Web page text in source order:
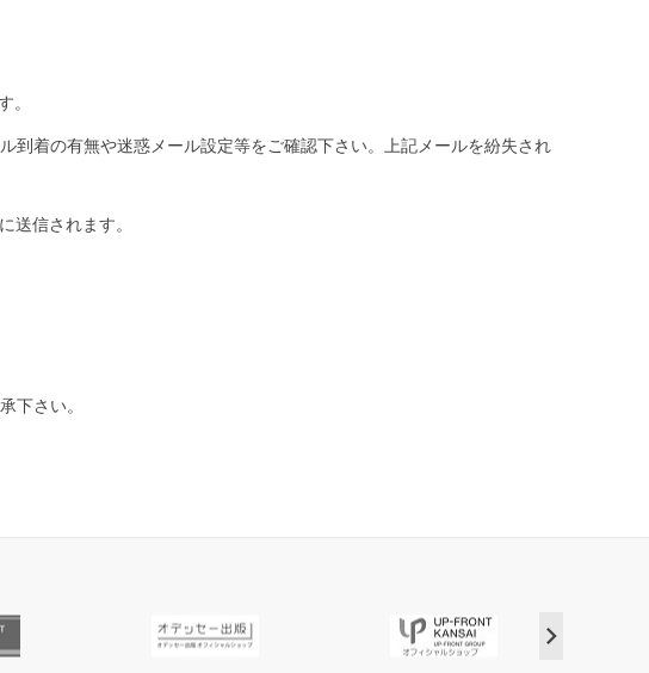
。
着の有無や迷惑メール設定等をご確認下さい。 上記メールを紛失され
送信されます。
下さい。